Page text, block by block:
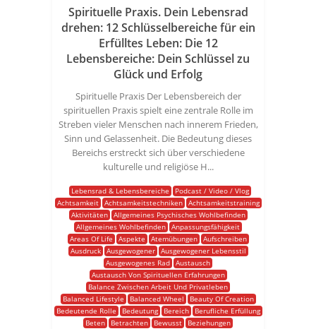
Spirituelle Praxis. Dein Lebensrad
drehen: 12 Schlüsselbereiche für ein
Erfülltes Leben: Die 12
Lebensbereiche: Dein Schlüssel zu
Glück und Erfolg
Spirituelle Praxis Der Lebensbereich der
spirituellen Praxis spielt eine zentrale Rolle im
Streben vieler Menschen nach innerem Frieden,
Sinn und Gelassenheit. Die Bedeutung dieses
Bereichs erstreckt sich über verschiedene
kulturelle und religiöse H...
Lebensrad & Lebensbereiche
Podcast / Video / Vlog
Achtsamkeit
Achtsamkeitstechniken
Achtsamkeitstraining
Aktivitäten
Allgemeines Psychisches Wohlbefinden
Allgemeines Wohlbefinden Anpassungsfähigkeit
Areas Of Life
Aspekte Atemübungen
Aufschreiben
Ausdruck
Ausgewogener
Ausgewogener Lebensstil
Ausgewogenes Rad Austausch
Austausch Von Spirituellen Erfahrungen
Balance Zwischen Arbeit Und Privatleben
Balanced Lifestyle
Balanced Wheel
Beauty Of Creation
Bedeutende Rolle
Bedeutung Bereich
Berufliche Erfüllung
Beten
Betrachten Bewusst
Beziehungen